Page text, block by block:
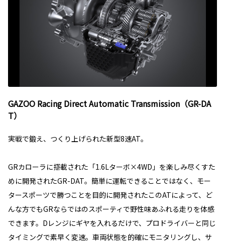
GAZOO Racing Direct Automatic Transmission（GR-DA
T）
実戦で鍛え、つくり上げられた新型8速AT。
GRカローラに搭載された「1.6Lターボ×4WD」を楽しみ尽くすた
めに開発されたGR-DAT。簡単に運転できることではなく、モー
タースポーツで勝つことを目的に開発されたこのATによって、ど
んな方でもGRならではのスポーティで野性味あふれる走りを体感
できます。Dレンジにギヤを入れるだけで、プロドライバーと同じ
タイミングで素早く変速。車両状態を的確にモニタリングし、サ